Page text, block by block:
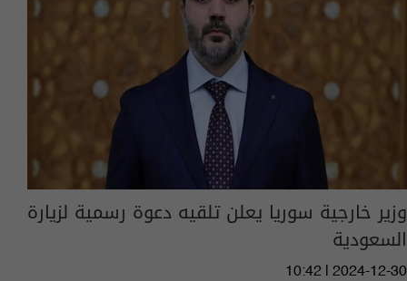
وزير خارجية سوريا يعلن تلقيه دعوة رسمية لزيارة
السعودية
10:42 | 2024-12-30